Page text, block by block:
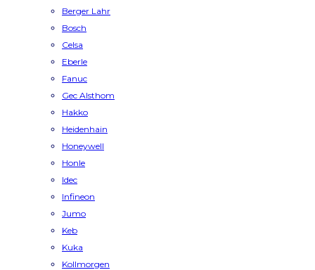
Berger Lahr
Bosch
Celsa
Eberle
Fanuc
Gec Alsthom
Hakko
Heidenhain
Honeywell
Honle
Idec
Infineon
Jumo
Keb
Kuka
Kollmorgen